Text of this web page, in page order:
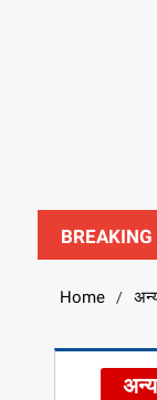
BREAKING
Home /
अन्य